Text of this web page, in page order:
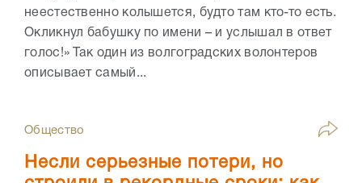
неестественно колышется, будто там кто-то есть.
Окликнул бабушку по имени – и услышал в ответ
голос!» Так один из волгоградских волонтеров
описывает самый...
Общество
Несли серьезные потери, но